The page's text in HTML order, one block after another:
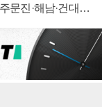
문진·해남·건대로